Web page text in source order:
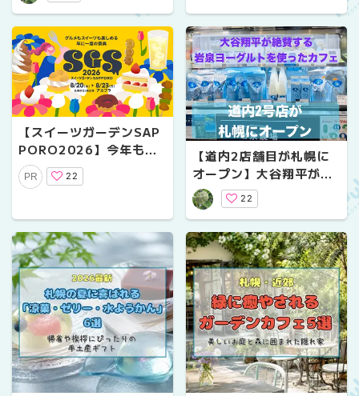
【スイーツガーデンSAP
PORO2026】今年もア
カプラで8/20～23の4
日間開催！
PR 22
【道内2店舗目が札幌に
オープン】大谷翔平が世
界一だと絶賛した「岩泉
ヨーグルト」＆カフェ｜
「岩泉Cafe スーパーア
ークスエクストラ店」
22